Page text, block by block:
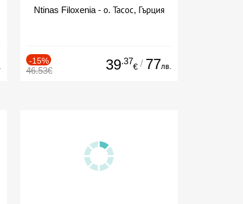
Ntinas Filoxenia - о. Тасос, Гърция
-15%
46.53€ 39.37
€ / 77лв.